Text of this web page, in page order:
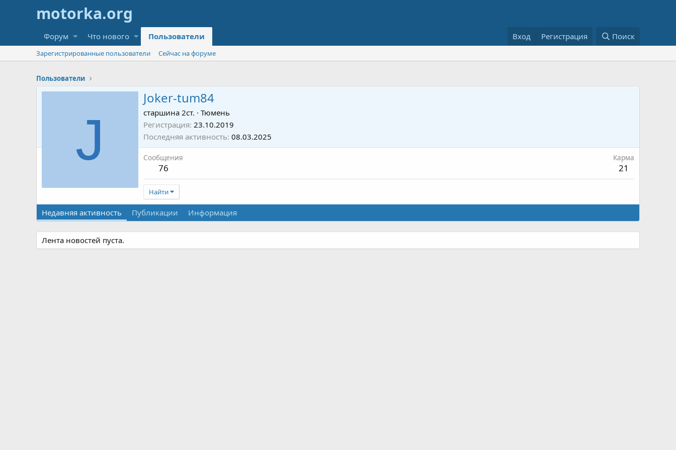
Форум Что нового Пользователи Вход Регистрация Поиск
Зарегистрированные пользователи Сейчас на форуме
Пользователи
J
Joker-tum84
старшина 2ст. · Тюмень
Регистрация 23.10.2019
Последняя активность 08.03.2025
Сообщения
76
Карма
21
Найти
Недавняя активность Публикации Информация
Лента новостей пуста.